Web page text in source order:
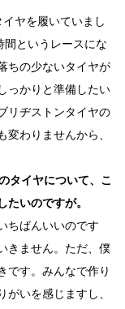
ヤを履いていまし
間というレースにな
ちの少ないタイヤが
っかりと準備したい
リヂストンタイヤの
わりませんから、
タイヤについて、こ
いのですが。
ちばんいいのです
きません。ただ、僕
です。みんなで作り
がいを感じますし、